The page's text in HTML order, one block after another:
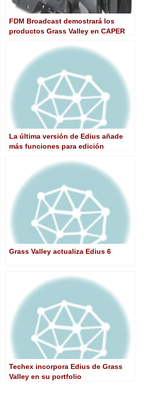
FDM Broadcast demostrará los
productos Grass Valley en CAPER
La última versión de Edius añade
más funciones para edición
Grass Valley actualiza Edius 6
Techex incorpora Edius de Grass
Valley en su portfolio